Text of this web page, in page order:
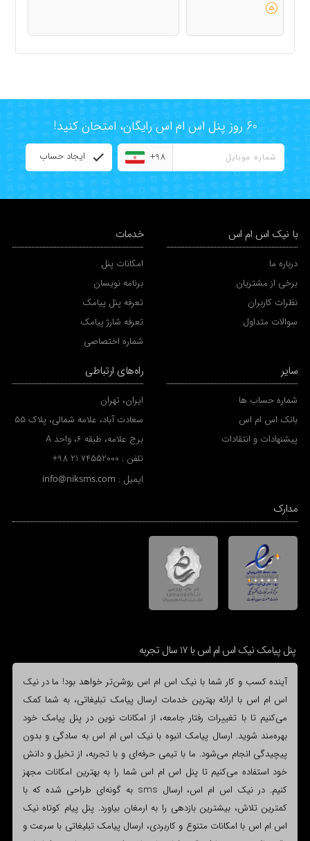
60 روز پنل اس ام اس رایگان، امتحان کنید!
+98 ایجاد حساب
با نیک اس ام اس
درباره ما
برخی از مشتریان
نظرات کاربران
سوالات متداول
خدمات
امکانات پنل
برنامه نویسان
تعرفه پنل پیامک
تعرفه شارژ پیامک
شماره اختصاصی
سایر
شماره حساب ها
بانک اس ام اس
پیشنهادات و انتقادات
راه‌های ارتباطی
ایران، تهران
سعادت آباد، علامه شمالی، پلاک 55
برج علامه، طبقه 6، واحد A
تلفن : +98 21 74552000
ایمیل : info@niksms.com
مدارک
پنل پیامک نیک اس ام اس با 17 سال تجربه
آینده کسب و کار شما با نیک اس ام اس روشن‌تر خواهد بود! ما در نیک
اس ام اس با ارائه بهترین خدمات ارسال پیامک تبلیغاتی، به شما کمک
می‌کنیم تا با تغییرات رفتار جامعه، از امکانات نوین در پنل پیامک خود
بهره‌مند شوید. ارسال پیامک انبوه با نیک اس ام اس به سادگی و بدون
پیچیدگی انجام می‌شود. ما با تیمی حرفه‌ای و با تجربه، از تخیل و دانش
خود استفاده می‌کنیم تا پنل اس ام اس شما را به بهترین امکانات مجهز
کنیم. در نیک اس ام اس، ارسال sms به گونه‌ای طراحی شده که با
کمترین تلاش، بیشترین بازدهی را به ارمغان بیاورد. پنل پیام کوتاه نیک
اس ام اس با امکانات متنوع و کاربردی، ارسال پیامک تبلیغاتی با سرعت و